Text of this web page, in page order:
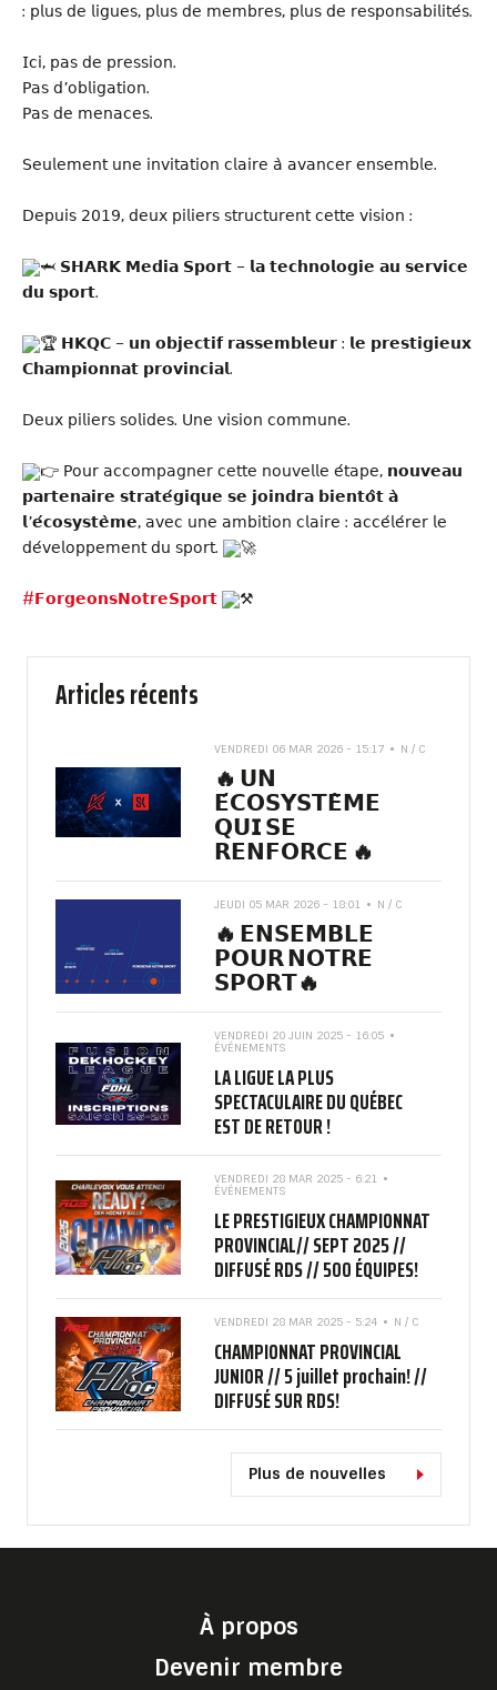
: 𝗉𝗅𝗎𝗌 𝖽𝖾 𝗅𝗂𝗀𝗎𝖾𝗌, 𝗉𝗅𝗎𝗌 𝖽𝖾 𝗆𝖾𝗆𝖻𝗋𝖾𝗌, 𝗉𝗅𝗎𝗌 𝖽𝖾 𝗋𝖾𝗌𝗉𝗈𝗇𝗌𝖺𝖻𝗂𝗅𝗂𝗍𝖾́𝗌.
𝖨𝖼𝗂, 𝗉𝖺𝗌 𝖽𝖾 𝗉𝗋𝖾𝗌𝗌𝗂𝗈𝗇.
𝖯𝖺𝗌 𝖽’𝗈𝖻𝗅𝗂𝗀𝖺𝗍𝗂𝗈𝗇.
𝖯𝖺𝗌 𝖽𝖾 𝗆𝖾𝗇𝖺𝖼𝖾𝗌.
𝖲𝖾𝗎𝗅𝖾𝗆𝖾𝗇𝗍 𝗎𝗇𝖾 𝗂𝗇𝗏𝗂𝗍𝖺𝗍𝗂𝗈𝗇 𝖼𝗅𝖺𝗂𝗋𝖾 𝖺̀ 𝖺𝗏𝖺𝗇𝖼𝖾𝗋 𝖾𝗇𝗌𝖾𝗆𝖻𝗅𝖾.
𝖣𝖾𝗉𝗎𝗂𝗌 𝟤𝟢𝟣𝟫, 𝖽𝖾𝗎𝗑 𝗉𝗂𝗅𝗂𝖾𝗋𝗌 𝗌𝗍𝗋𝗎𝖼𝗍𝗎𝗋𝖾𝗇𝗍 𝖼𝖾𝗍𝗍𝖾 𝗏𝗂𝗌𝗂𝗈𝗇 :
𝗦𝗛𝗔𝗥𝗞 𝗠𝗲𝗱𝗶𝗮 𝗦𝗽𝗼𝗿𝘁 – 𝗹𝗮 𝘁𝗲𝗰𝗵𝗻𝗼𝗹𝗼𝗴𝗶𝗲 𝗮𝘂 𝘀𝗲𝗿𝘃𝗶𝗰𝗲
𝗱𝘂 𝘀𝗽𝗼𝗿𝘁.
𝗛𝗞𝗤𝗖 – 𝘂𝗻 𝗼𝗯𝗷𝗲𝗰𝘁𝗶𝗳 𝗿𝗮𝘀𝘀𝗲𝗺𝗯𝗹𝗲𝘂𝗿 : 𝗹𝗲 𝗽𝗿𝗲𝘀𝘁𝗶𝗴𝗶𝗲𝘂𝘅
𝗖𝗵𝗮𝗺𝗽𝗶𝗼𝗻𝗻𝗮𝘁 𝗽𝗿𝗼𝘃𝗶𝗻𝗰𝗶𝗮𝗹.
𝖣𝖾𝗎𝗑 𝗉𝗂𝗅𝗂𝖾𝗋𝗌 𝗌𝗈𝗅𝗂𝖽𝖾𝗌. 𝖴𝗇𝖾 𝗏𝗂𝗌𝗂𝗈𝗇 𝖼𝗈𝗆𝗆𝗎𝗇𝖾.
𝖯𝗈𝗎𝗋 𝖺𝖼𝖼𝗈𝗆𝗉𝖺𝗀𝗇𝖾𝗋 𝖼𝖾𝗍𝗍𝖾 𝗇𝗈𝗎𝗏𝖾𝗅𝗅𝖾 𝖾́𝗍𝖺𝗉𝖾, 𝗻𝗼𝘂𝘃𝗲𝗮𝘂
𝗽𝗮𝗿𝘁𝗲𝗻𝗮𝗶𝗿𝗲 𝘀𝘁𝗿𝗮𝘁𝗲́𝗴𝗶𝗾𝘂𝗲 𝘀𝗲 𝗷𝗼𝗶𝗻𝗱𝗿𝗮 𝗯𝗶𝗲𝗻𝘁𝗼̂𝘁 𝗮̀
𝗹’𝗲́𝗰𝗼𝘀𝘆𝘀𝘁𝗲̀𝗺𝗲, 𝖺𝗏𝖾𝖼 𝗎𝗇𝖾 𝖺𝗆𝖻𝗂𝗍𝗂𝗈𝗇 𝖼𝗅𝖺𝗂𝗋𝖾 : 𝖺𝖼𝖼𝖾́𝗅𝖾́𝗋𝖾𝗋 𝗅𝖾
𝖽𝖾́𝗏𝖾𝗅𝗈𝗉𝗉𝖾𝗆𝖾𝗇𝗍 𝖽𝗎 𝗌𝗉𝗈𝗋𝗍.
#𝗙𝗼𝗿𝗴𝗲𝗼𝗻𝘀𝗡𝗼𝘁𝗿𝗲𝗦𝗽𝗼𝗿𝘁
Articles récents
VENDREDI 06 MAR 2026 - 15:17 N / C
🔥 𝗨𝗡
𝗘́𝗖𝗢𝗦𝗬𝗦𝗧𝗘̀𝗠𝗘
𝗤𝗨𝗜 𝗦𝗘
𝗥𝗘𝗡𝗙𝗢𝗥𝗖𝗘 🔥
JEUDI 05 MAR 2026 - 18:01 N / C
🔥 𝗘𝗡𝗦𝗘𝗠𝗕𝗟𝗘
𝗣𝗢𝗨𝗥 𝗡𝗢𝗧𝗥𝗘
𝗦𝗣𝗢𝗥𝗧🔥
VENDREDI 20 JUIN 2025 - 16:05
ÉVÉNEMENTS
LA LIGUE LA PLUS
SPECTACULAIRE DU QUÉBEC
EST DE RETOUR !
VENDREDI 28 MAR 2025 - 6:21
ÉVÉNEMENTS
LE PRESTIGIEUX CHAMPIONNAT
PROVINCIAL// SEPT 2025 //
DIFFUSÉ RDS // 500 ÉQUIPES!
VENDREDI 28 MAR 2025 - 5:24 N / C
CHAMPIONNAT PROVINCIAL
JUNIOR // 5 juillet prochain! //
DIFFUSÉ SUR RDS!
Plus de nouvelles
À propos
Devenir membre